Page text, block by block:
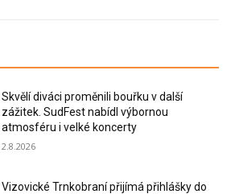
Skvělí diváci proměnili bouřku v další
zážitek. SudFest nabídl výbornou
atmosféru i velké koncerty
2.8.2026
Vizovické Trnkobraní přijímá přihlášky do